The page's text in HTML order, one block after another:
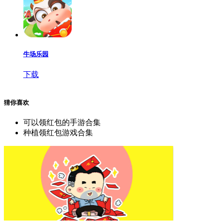
牛场乐园
下载
猜你喜欢
可以领红包的手游合集
种植领红包游戏合集